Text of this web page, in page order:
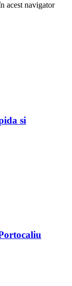
acest navigator
si